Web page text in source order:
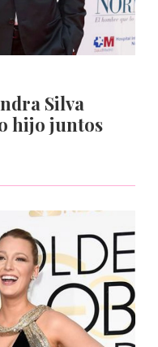
Silva
hijo juntos